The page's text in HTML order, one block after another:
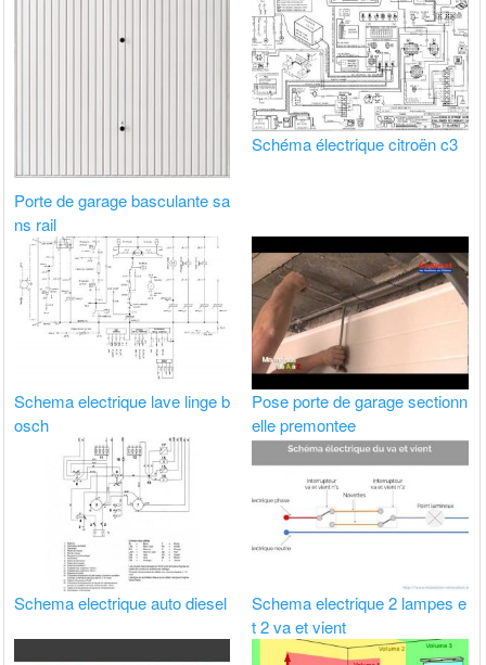
Porte de garage basculante sa
ns rail
Schéma électrique citroën c3
Schema electrique lave linge b
osch
Pose porte de garage sectionn
elle premontee
Schema electrique auto diesel
Schema electrique 2 lampes e
t 2 va et vient